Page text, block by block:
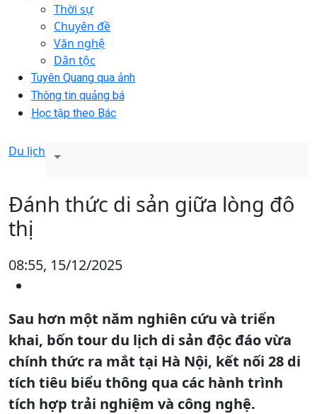
Thời sự
Chuyên đề
Văn nghệ
Dân tộc
Tuyên Quang qua ảnh
Thông tin quảng bá
Học tập theo Bác
Du lịch
Đánh thức di sản giữa lòng đô
thị
08:55, 15/12/2025
Sau hơn một năm nghiên cứu và triển
khai, bốn tour du lịch di sản độc đáo vừa
chính thức ra mắt tại Hà Nội, kết nối 28 di
tích tiêu biểu thông qua các hành trình
tích hợp trải nghiệm và công nghệ.